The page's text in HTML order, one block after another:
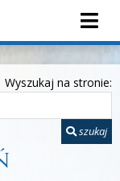
Wyszukaj na stronie:
szukaj